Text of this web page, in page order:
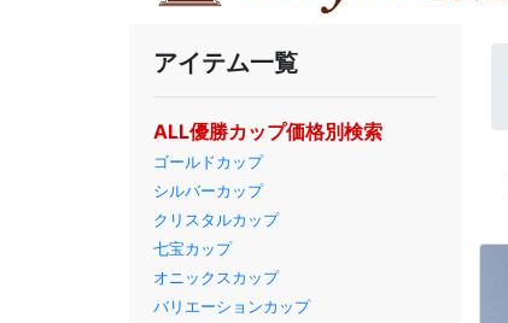
アイテム一覧
ALL優勝カップ価格別検索
ゴールドカップ
シルバーカップ
クリスタルカップ
七宝カップ
オニックスカップ
バリエーションカップ